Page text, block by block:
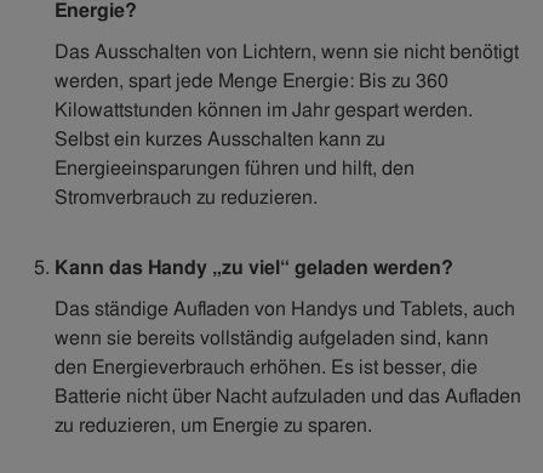
Energie?
Das Ausschalten von Lichtern, wenn sie nicht benötigt
werden, spart jede Menge Energie: Bis zu 360
Kilowattstunden können im Jahr gespart werden.
Selbst ein kurzes Ausschalten kann zu
Energieeinsparungen führen und hilft, den
Stromverbrauch zu reduzieren.
Kann das Handy „zu viel“ geladen werden?
Das ständige Aufladen von Handys und Tablets, auch
wenn sie bereits vollständig aufgeladen sind, kann
den Energieverbrauch erhöhen. Es ist besser, die
Batterie nicht über Nacht aufzuladen und das Aufladen
zu reduzieren, um Energie zu sparen.